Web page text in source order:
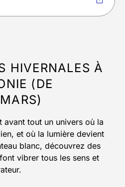
HIVERNALES À
(DE
avant tout un univers où la
et où la lumière devient
blanc, découvrez des
vibrer tous les sens et